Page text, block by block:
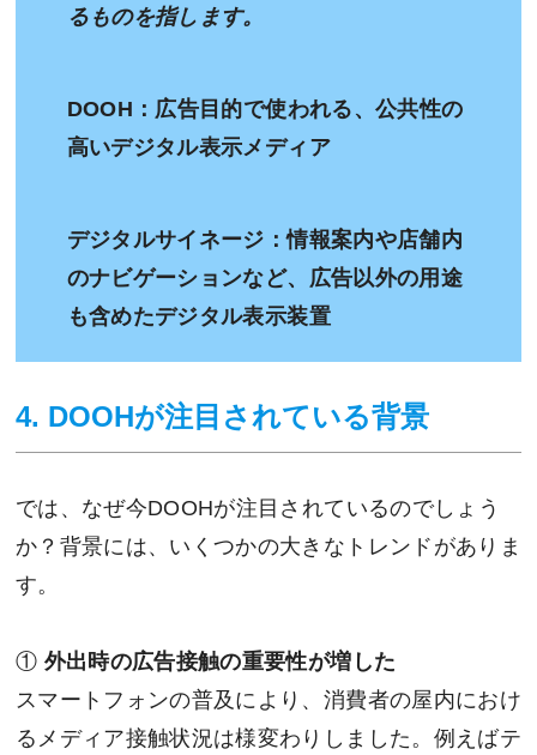
るものを指します。
DOOH：広告目的で使われる、公共性の
高いデジタル表示メディア
デジタルサイネージ：情報案内や店舗内
のナビゲーションなど、広告以外の用途
も含めたデジタル表示装置
4. DOOHが注目されている背景
では、なぜ今DOOHが注目されているのでしょう
か？背景には、いくつかの大きなトレンドがありま
す。
① 外出時の広告接触の重要性が増した
スマートフォンの普及により、消費者の屋内におけ
るメディア接触状況は様変わりしました。例えばテ